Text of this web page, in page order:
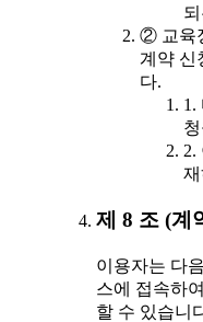
② 교육
계약 신
다.
1.
2.
제 8 조 (계
이용자는 다
스에 접속하
할 수 있습니